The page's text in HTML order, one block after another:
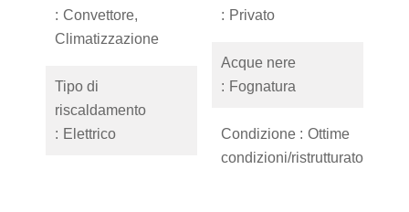
Convettore,
Climatizzazione
Tipo di
riscaldamento
Elettrico
Privato
Acque nere
Fognatura
Condizione
Ottime
condizioni/ristrutturato